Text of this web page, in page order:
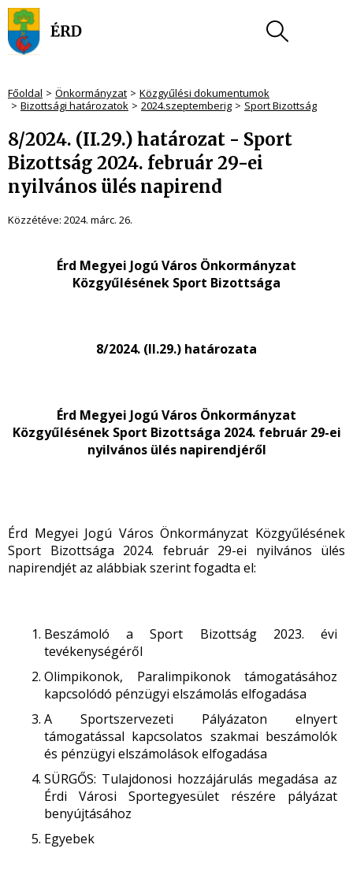
Főoldal Önkormányzat
Közgyűlési dokumentumok
Bizottsági határozatok
2024.szeptemberig Sport Bizottság
8/2024. (II.29.) határozat - Sport
Bizottság 2024. február 29-ei
nyilvános ülés napirend
Közzétéve: 2024. márc. 26.
Érd Megyei Jogú Város Önkormányzat
Közgyűlésének Sport Bizottsága
8/2024. (II.29.) határozata
Érd Megyei Jogú Város Önkormányzat
Közgyűlésének Sport Bizottsága 2024. február 29-ei
nyilvános ülés napirendjéről
Érd Megyei Jogú Város Önkormányzat Közgyűlésének
Sport Bizottsága 2024. február 29-ei nyilvános ülés
napirendjét az alábbiak szerint fogadta el:
Beszámoló a Sport Bizottság 2023. évi
tevékenységéről
Olimpikonok, Paralimpikonok támogatásához
kapcsolódó pénzügyi elszámolás elfogadása
A Sportszervezeti Pályázaton elnyert
támogatással kapcsolatos szakmai beszámolók
és pénzügyi elszámolások elfogadása
SÜRGŐS: Tulajdonosi hozzájárulás megadása az
Érdi Városi Sportegyesület részére pályázat
benyújtásához
Egyebek